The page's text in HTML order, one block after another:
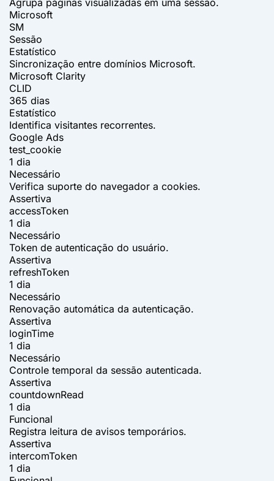
Agrupa páginas visualizadas em uma sessão.
Microsoft
SM
Sessão
Estatístico
Sincronização entre domínios Microsoft.
Microsoft Clarity
CLID
365 dias
Estatístico
Identifica visitantes recorrentes.
Google Ads
test_cookie
1 dia
Necessário
Verifica suporte do navegador a cookies.
Assertiva
accessToken
1 dia
Necessário
Token de autenticação do usuário.
Assertiva
refreshToken
1 dia
Necessário
Renovação automática da autenticação.
Assertiva
loginTime
1 dia
Necessário
Controle temporal da sessão autenticada.
Assertiva
countdownRead
1 dia
Funcional
Registra leitura de avisos temporários.
Assertiva
intercomToken
1 dia